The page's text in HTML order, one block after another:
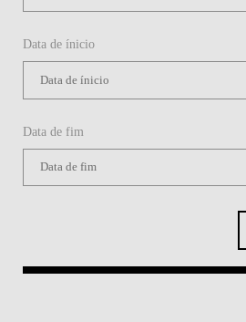
Data de ínicio
Data de fim